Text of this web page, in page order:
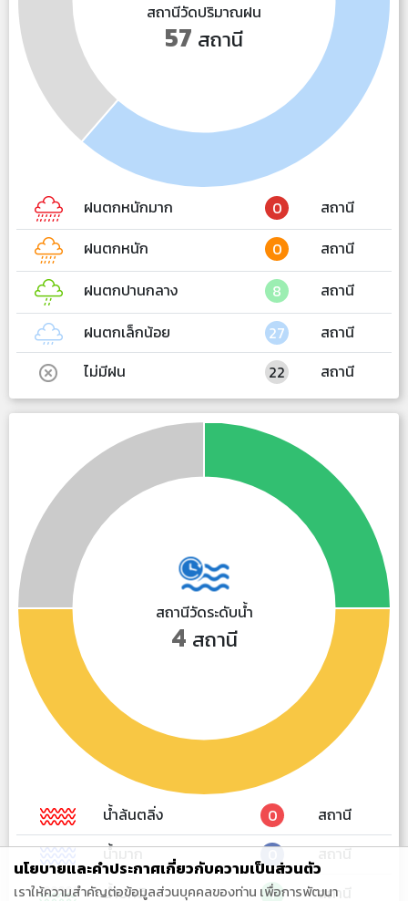
สถานีวัดปริมาณฝน
57 สถานี
ฝนตกหนักมาก 0
สถานี
ฝนตกหนัก
0
สถานี
ฝนตกปานกลาง
8
สถานี
ฝนตกเล็กน้อย
27
สถานี
ไม่มีฝน
22 สถานี
สถานีวัดระดับน้ำ
4 สถานี
น้ำล้นตลิ่ง 0
สถานี
น้ำมาก
0
สถานี
น้ำปกติ
1 สถานี
นโยบายและคำประกาศเกี่ยวกับความเป็นส่วนตัว
เราให้ความสำคัญต่อข้อมูลส่วนบุคคลของท่าน เพื่อการพัฒนา